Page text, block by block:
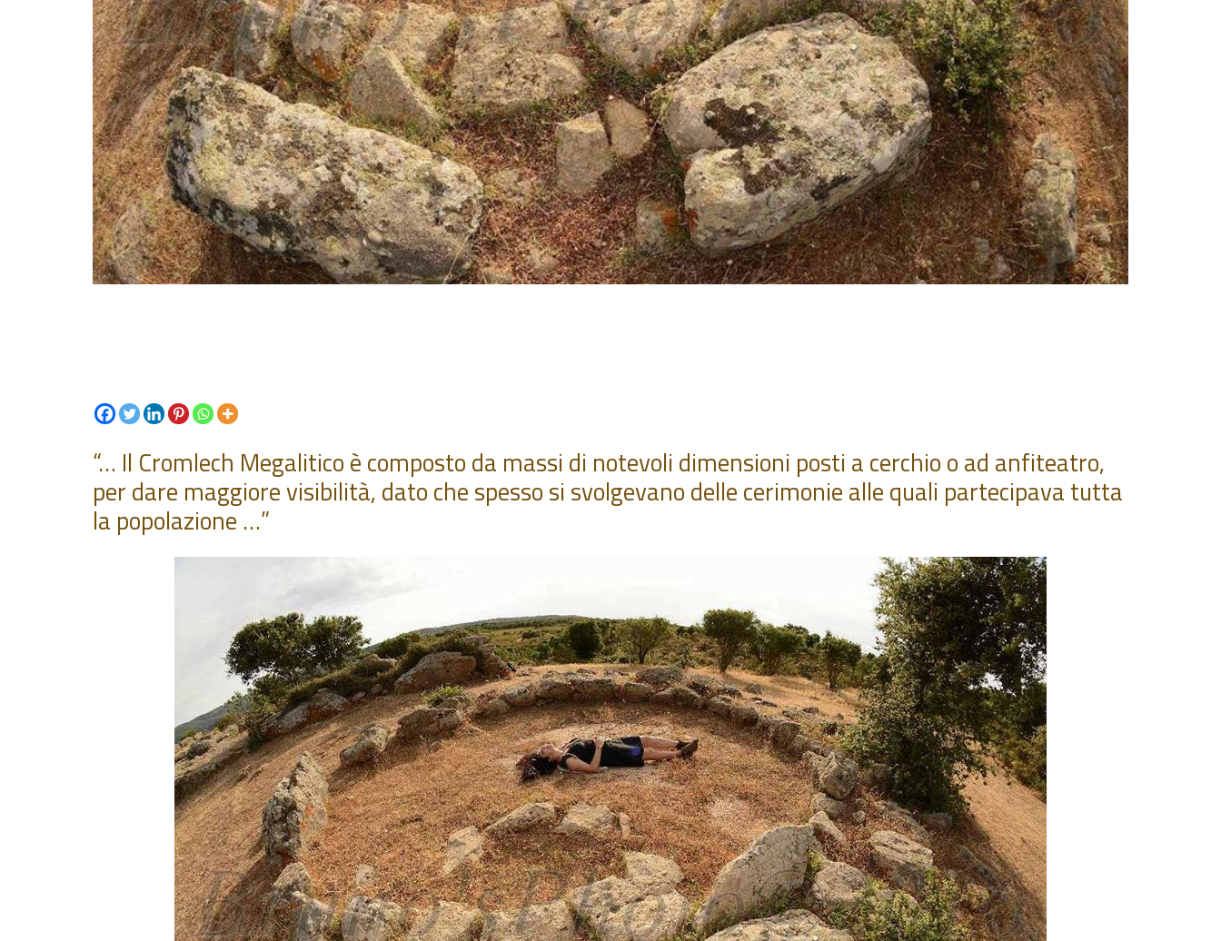
“… Il Cromlech Megalitico è composto da massi di notevoli dimensioni posti a cerchio o ad anfiteatro,
per dare maggiore visibilità, dato che spesso si svolgevano delle cerimonie alle quali partecipava tutta
la popolazione …”